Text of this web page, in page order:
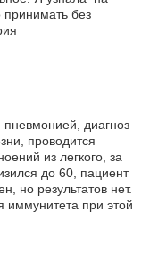
без
диагноз
проводится
из легкого, за
до 60, пациент
но результатов нет.
при этой